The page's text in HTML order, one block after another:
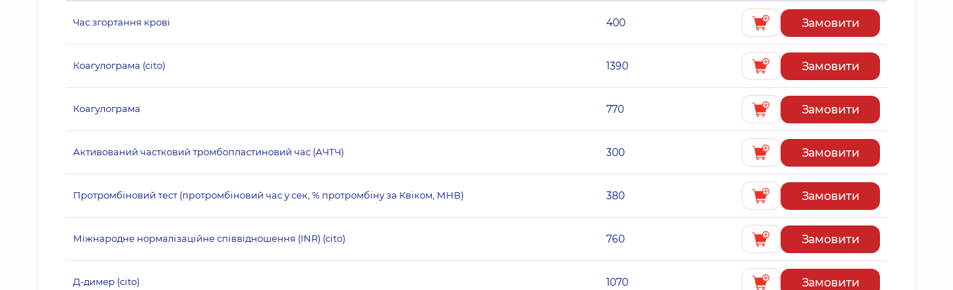
Час згортання крові 400 Замовити
Коагулограма (cito) 1390 Замовити
Коагулограма 770 Замовити
Активований частковий тромбопластиновий час (АЧТЧ) 300 Замовити
Протромбіновий тест (протромбіновий час у сек, % протромбіну за Квіком, МНВ) 380 Замовити
Міжнародне нормалізаційне співвідношення (INR) (cito) 760 Замовити
Д-димер (cito) 1070 Замовити